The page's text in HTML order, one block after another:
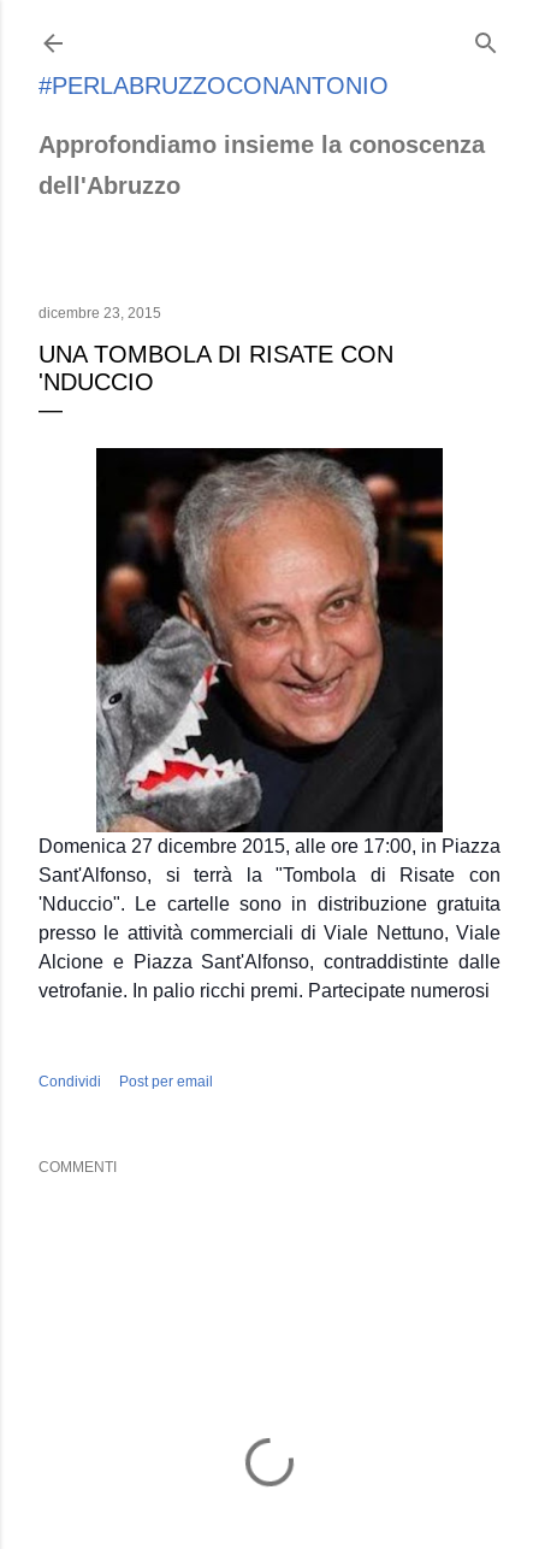
#PERLABRUZZOCONANTONIO
Approfondiamo insieme la conoscenza
dell'Abruzzo
dicembre 23, 2015
UNA TOMBOLA DI RISATE CON
'NDUCCIO
Domenica 27 dicembre 2015, alle ore 17:00, in Piazza
Sant'Alfonso, si terrà la "Tombola di Risate con
'Nduccio". Le cartelle sono in distribuzione gratuita
presso le attività commerciali di Viale Nettuno, Viale
Alcione e Piazza Sant'Alfonso, contraddistinte dalle
vetrofanie. In palio ricchi premi. Partecipate numerosi
Condividi Post per email
COMMENTI